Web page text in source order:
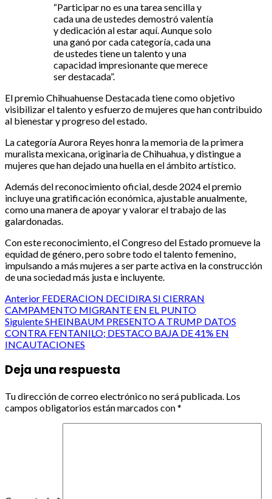
“Participar no es una tarea sencilla y
cada una de ustedes demostró valentía
y dedicación al estar aquí. Aunque solo
una ganó por cada categoría, cada una
de ustedes tiene un talento y una
capacidad impresionante que merece
ser destacada”.
El premio Chihuahuense Destacada tiene como objetivo
visibilizar el talento y esfuerzo de mujeres que han contribuido
al bienestar y progreso del estado.
La categoría Aurora Reyes honra la memoria de la primera
muralista mexicana, originaria de Chihuahua, y distingue a
mujeres que han dejado una huella en el ámbito artístico.
Además del reconocimiento oficial, desde 2024 el premio
incluye una gratificación económica, ajustable anualmente,
como una manera de apoyar y valorar el trabajo de las
galardonadas.
Con este reconocimiento, el Congreso del Estado promueve la
equidad de género, pero sobre todo el talento femenino,
impulsando a más mujeres a ser parte activa en la construcción
de una sociedad más justa e incluyente.
Post
navigation
Anterior FEDERACION DECIDIRA SI CIERRAN
CAMPAMENTO MIGRANTE EN EL PUNTO
SiguienteSHEINBAUM PRESENTO A TRUMP DATOS
CONTRA FENTANILO; DESTACO BAJA DE 41% EN
INCAUTACIONES
Deja una respuesta
Tu dirección de correo electrónico no será publicada. Los
campos obligatorios están marcados con*